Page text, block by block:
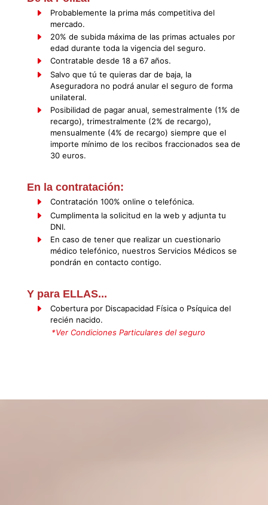
Probablemente la prima más competitiva del
mercado.
20% de subida máxima de las primas actuales por
edad durante toda la vigencia del seguro.
Contratable desde 18 a 67 años.
Salvo que tú te quieras dar de baja, la
Aseguradora no podrá anular el seguro de forma
unilateral.
Posibilidad de pagar anual, semestralmente (1% de
recargo), trimestralmente (2% de recargo),
mensualmente (4% de recargo) siempre que el
importe mínimo de los recibos fraccionados sea de
30 euros.
En la contratación:
Contratación 100% online o telefónica.
Cumplimenta la solicitud en la web y adjunta tu
DNI.
En caso de tener que realizar un cuestionario
médico telefónico, nuestros Servicios Médicos se
pondrán en contacto contigo.
Y para ELLAS...
Cobertura por Discapacidad Física o Psíquica del
recién nacido.
*Ver Condiciones Particulares del seguro